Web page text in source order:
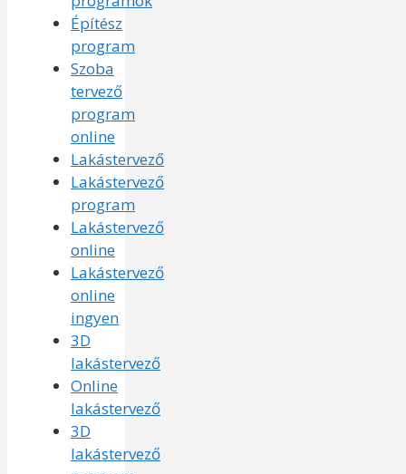
Építész
program
Szoba
tervező
program
online
Lakástervező
Lakástervező
program
Lakástervező
online
Lakástervező
online
ingyen
3D
lakástervező
Online
lakástervező
3D
lakástervező